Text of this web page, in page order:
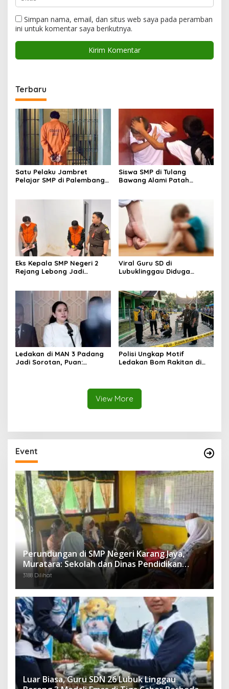
Simpan nama, email, dan situs web saya pada peramban
ini untuk komentar saya berikutnya.
Terbaru
Satu Pelaku Jambret
Pelajar SMP di Palembang
Siswa SMP di Tulang
Bawang Alami Patah
Eks Kepala SMP Negeri 2
Rejang Lebong Jadi
Viral Guru SD di
Lubuklinggau Diduga
Ledakan di MAN 3 Padang
Jadi Sorotan, Puan:
Polisi Ungkap Motif
Ledakan Bom Rakitan di
View More
Event
Perundungan di SMP Negeri Karang Jaya,
Muratara: Sekolah dan Dinas Pendidikan
Langsung Ambil Tindakan Tegas
3188 Dilihat
Luar Biasa, Guru SDN 26 Lubuk Linggau